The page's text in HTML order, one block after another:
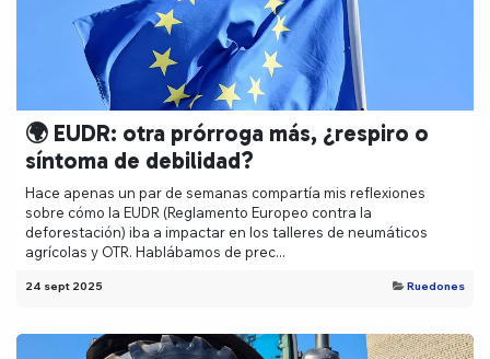
🌍 EUDR: otra prórroga más, ¿respiro o
síntoma de debilidad?
Hace apenas un par de semanas compartía mis reflexiones
sobre cómo la EUDR (Reglamento Europeo contra la
deforestación) iba a impactar en los talleres de neumáticos
agrícolas y OTR. Hablábamos de prec...
24 sept 2025 Ruedones